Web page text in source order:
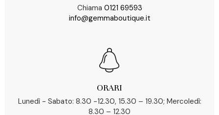
Chiama 0121 69593
info@gemmaboutique.it
ORARI
Lunedì - Sabato: 8.30 -12.30, 15.30 – 19.30; Mercoledì:
8.30 – 12.30